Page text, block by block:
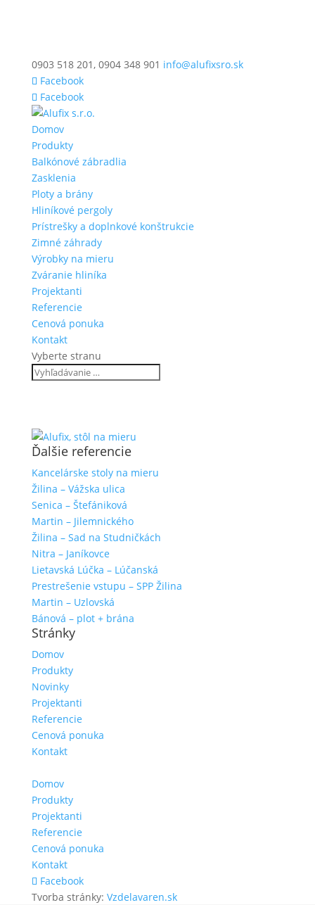
0903 518 201, 0904 348 901 info@alufixsro.sk
Facebook
Facebook
Domov
Produkty
Balkónové zábradlia
Zasklenia
Ploty a brány
Hliníkové pergoly
Prístrešky a doplnkové konštrukcie
Zimné záhrady
Výrobky na mieru
Zváranie hliníka
Projektanti
Referencie
Cenová ponuka
Kontakt
Vyberte stranu
Ďalšie referencie
Kancelárske stoly na mieru
Žilina – Vážska ulica
Senica – Štefániková
Martin – Jilemnického
Žilina – Sad na Studničkách
Nitra – Janíkovce
Lietavská Lúčka – Lúčanská
Prestrešenie vstupu – SPP Žilina
Martin – Uzlovská
Bánová – plot + brána
Stránky
Domov
Produkty
Novinky
Projektanti
Referencie
Cenová ponuka
Kontakt
Domov
Produkty
Projektanti
Referencie
Cenová ponuka
Kontakt
Facebook
Tvorba stránky: Vzdelavaren.sk